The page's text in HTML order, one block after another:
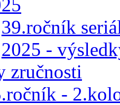
39.ročník
2025 -
zručnosti
-